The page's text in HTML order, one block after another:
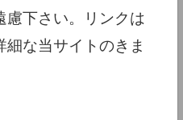
慮下さい。リンクは
細な当サイトのきま